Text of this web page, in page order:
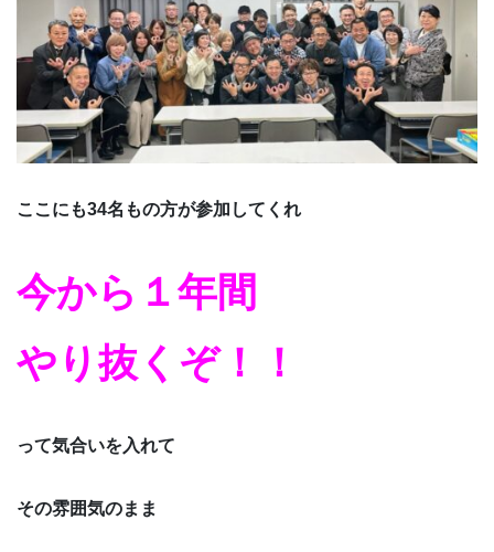
ここにも34名もの方が参加してくれ
今から１年間
やり抜くぞ！！
って気合いを入れて
その雰囲気のまま